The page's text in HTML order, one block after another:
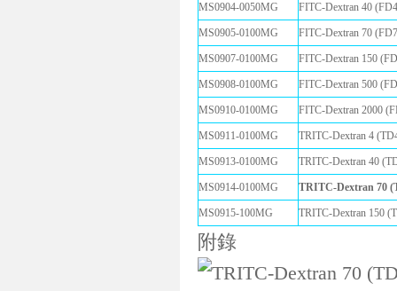
MS0904-0050MG FITC-Dextran 40
MS0905-0100MG FITC-Dextran 70
MS0907-0100MG FITC-Dextran 150
MS0908-0100MG FITC-Dextran 500
MS0910-0100MG FITC-Dextran 2000
MS0911-0100MG TRITC-Dextran 4
MS0913-0100MG TRITC-Dextran 40
MS0914-0100MG TRITC-Dextran 70
MS0915-100MG TRITC-Dextran 150
附錄